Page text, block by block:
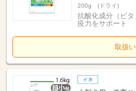
200g (ドライ)
抗酸化成分（ビ
疫力をサポート
取扱